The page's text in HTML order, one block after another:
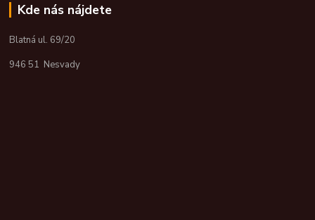
Kde nás nájdete
Blatná ul. 69/20
946 51 Nesvady